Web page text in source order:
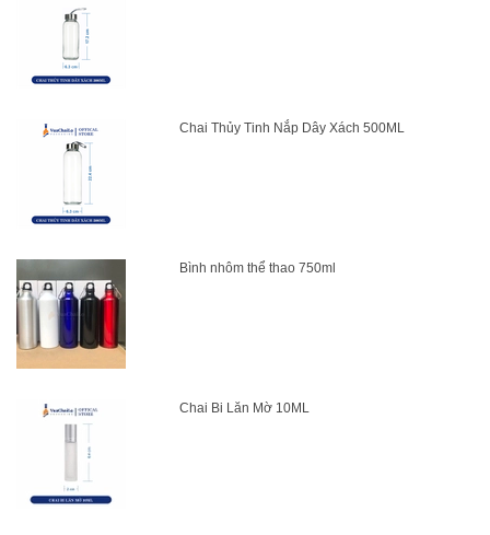
Chai Thủy Tinh Nắp Dây Xách 500ML
Bình nhôm thể thao 750ml
Chai Bi Lăn Mờ 10ML